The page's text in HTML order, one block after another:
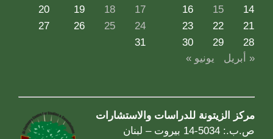
14
15
16
17
18
19
20
21
22
23
24
25
26
27
28
29
30
31
« أبريل
يونيو »
مركز الزيتونة للدراسات والاستشارات
ص.ب.: 5034-14 بيروت – لبنان